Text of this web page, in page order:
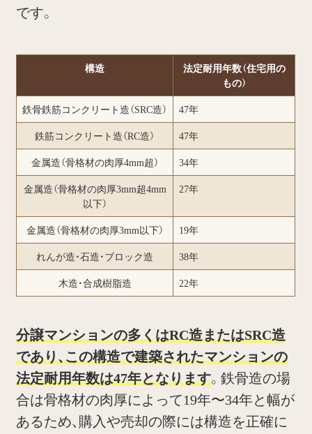
です。
構造
法定耐用年数（住宅用の
もの）
鉄骨鉄筋コンクリート造（SRC造） 47年
鉄筋コンクリート造（RC造） 47年
金属造（骨格材の肉厚4mm超） 34年
金属造（骨格材の肉厚3mm超4mm
以下）
27年
金属造（骨格材の肉厚3mm以下） 19年
れんが造・石造・ブロック造 38年
木造・合成樹脂造 22年
分譲マンションの多くはRC造またはSRC造
であり、この構造で建築されたマンションの
法定耐用年数は47年となります。鉄骨造の場
合は骨格材の肉厚によって19年〜34年と幅が
あるため、購入や売却の際には構造を正確に